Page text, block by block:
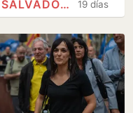
Sociales de la19 días
SALVADOR ILLA